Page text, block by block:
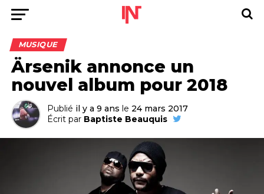
MUSIQUE
Ärsenik annonce un
nouvel album pour 2018
Publié il y a 9 ans le 24 mars 2017
Écrit par Baptiste Beauquis